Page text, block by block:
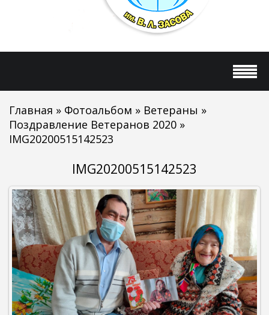
Главная » Фотоальбом » Ветераны »
Поздравление Ветеранов 2020 »
IMG20200515142523
IMG20200515142523